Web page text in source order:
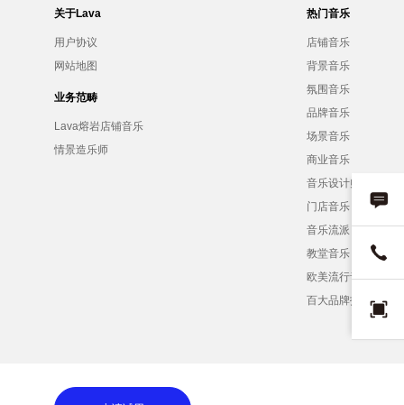
关于Lava
用户协议
网站地图
业务范畴
Lava熔岩店铺音乐
情景造乐师
热门音乐
店铺音乐
背景音乐
氛围音乐
品牌音乐
场景音乐
商业音乐
音乐设计师
门店音乐
音乐流派
教堂音乐
欧美流行音乐
百大品牌招募